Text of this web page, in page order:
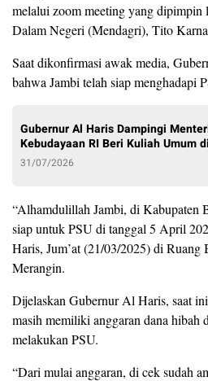
melalui zoom meeting yang dipimpin
Dalam Negeri (Mendagri), Tito
Saat dikonfirmasi awak media,
bahwa Jambi telah siap menghadapi
Gubernur Al Haris Dampingi
Kebudayaan RI Beri Kuliah Umum
31/07/2026
“Alhamdulillah Jambi, di Kabupaten
siap untuk PSU di tanggal 5 April
Haris, Jum’at (21/03/2025) di Ruang
Merangin.
Dijelaskan Gubernur Al Haris, saat
masih memiliki anggaran dana
melakukan PSU.
“Dari mulai anggaran, di cek sudah